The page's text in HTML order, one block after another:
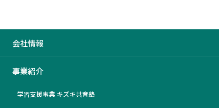
会社情報
事業紹介
学習支援事業 キズキ共育塾